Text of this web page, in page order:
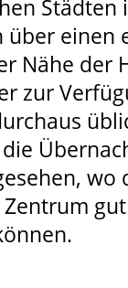
Städten
über einen
Nähe der
zur
wo